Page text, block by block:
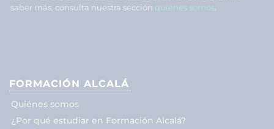
saber más, consulta nuestra sección quiénes somos
FORMACIÓN ALCALÁ
Quiénes somos
¿Por qué estudiar en Formación Alcalá?